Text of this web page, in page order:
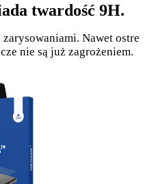
twardość 9H.
Nawet ostre
nie są już zagrożeniem.